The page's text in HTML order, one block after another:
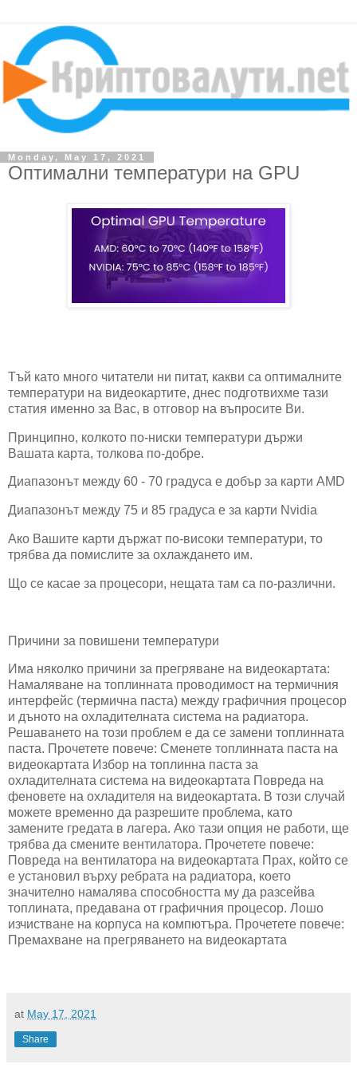
Monday, May 17, 2021
Оптимални температури на GPU
Тъй като много читатели ни питат, какви са оптималните
температури на видеокартите, днес подготвихме тази
статия именно за Вас, в отговор на въпросите Ви.
Принципно, колкото по-ниски температури държи
Вашата карта, толкова по-добре.
Диапазонът между 60 - 70 градуса е добър за карти AMD
Диапазонът между 75 и 85 градуса е за карти Nvidia
Ако Вашите карти държат по-високи температури, то
трябва да помислите за охлаждането им.
Що се касае за процесори, нещата там са по-различни.
Причини за повишени температури
Има няколко причини за прегряване на видеокартата:
Намаляване на топлинната проводимост на термичния
интерфейс (термична паста) между графичния процесор
и дъното на охладителната система на радиатора.
Решаването на този проблем е да се замени топлинната
паста. Прочетете повече: Сменете топлинната паста на
видеокартата Избор на топлинна паста за
охладителната система на видеокартата Повреда на
феновете на охладителя на видеокартата. В този случай
можете временно да разрешите проблема, като
замените гредата в лагера. Ако тази опция не работи, ще
трябва да смените вентилатора. Прочетете повече:
Повреда на вентилатора на видеокартата Прах, който се
е установил върху ребрата на радиатора, което
значително намалява способността му да разсейва
топлината, предавана от графичния процесор. Лошо
изчистване на корпуса на компютъра. Прочетете повече:
Премахване на прегряването на видеокартата
at May 17, 2021
Share